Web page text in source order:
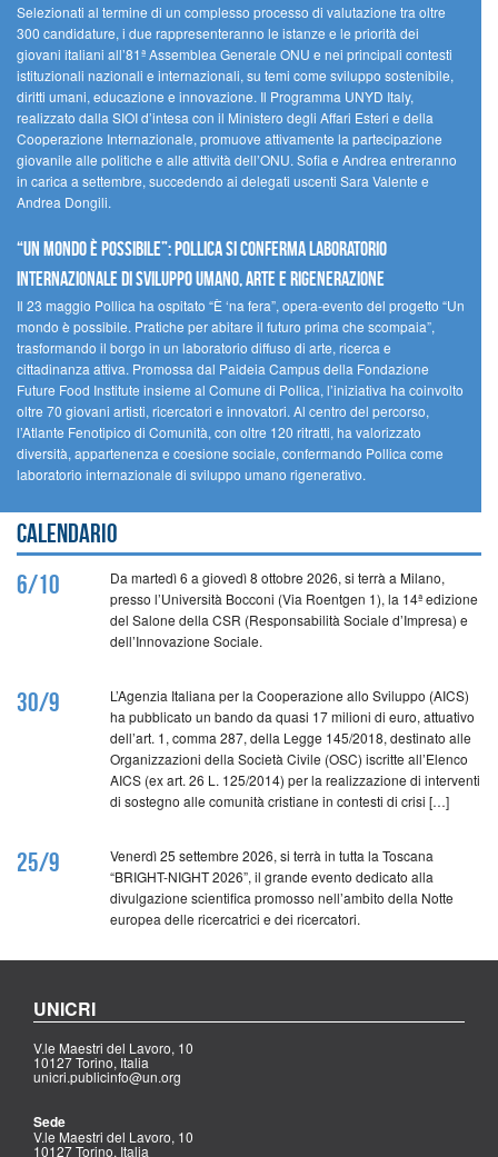
Selezionati al termine di un complesso processo di valutazione tra oltre
300 candidature, i due rappresenteranno le istanze e le priorità dei
giovani italiani all’81ª Assemblea Generale ONU e nei principali contesti
istituzionali nazionali e internazionali, su temi come sviluppo sostenibile,
diritti umani, educazione e innovazione. Il Programma UNYD Italy,
realizzato dalla SIOI d’intesa con il Ministero degli Affari Esteri e della
Cooperazione Internazionale, promuove attivamente la partecipazione
giovanile alle politiche e alle attività dell’ONU. Sofia e Andrea entreranno
in carica a settembre, succedendo ai delegati uscenti Sara Valente e
Andrea Dongili.
“UN MONDO È POSSIBILE”: POLLICA SI CONFERMA LABORATORIO
INTERNAZIONALE DI SVILUPPO UMANO, ARTE E RIGENERAZIONE
Il 23 maggio Pollica ha ospitato “È ‘na fera”, opera-evento del progetto “Un
mondo è possibile. Pratiche per abitare il futuro prima che scompaia”,
trasformando il borgo in un laboratorio diffuso di arte, ricerca e
cittadinanza attiva. Promossa dal Paideia Campus della Fondazione
Future Food Institute insieme al Comune di Pollica, l’iniziativa ha coinvolto
oltre 70 giovani artisti, ricercatori e innovatori. Al centro del percorso,
l’Atlante Fenotipico di Comunità, con oltre 120 ritratti, ha valorizzato
diversità, appartenenza e coesione sociale, confermando Pollica come
laboratorio internazionale di sviluppo umano rigenerativo.
Calendario
6/10
Da martedì 6 a giovedì 8 ottobre 2026, si terrà a Milano,
presso l’Università Bocconi (Via Roentgen 1), la 14ª edizione
del Salone della CSR (Responsabilità Sociale d’Impresa) e
dell’Innovazione Sociale.
30/9
L’Agenzia Italiana per la Cooperazione allo Sviluppo (AICS)
ha pubblicato un bando da quasi 17 milioni di euro, attuativo
dell’art. 1, comma 287, della Legge 145/2018, destinato alle
Organizzazioni della Società Civile (OSC) iscritte all’Elenco
AICS (ex art. 26 L. 125/2014) per la realizzazione di interventi
di sostegno alle comunità cristiane in contesti di crisi […]
25/9
Venerdì 25 settembre 2026, si terrà in tutta la Toscana
“BRIGHT-NIGHT 2026”, il grande evento dedicato alla
divulgazione scientifica promosso nell’ambito della Notte
europea delle ricercatrici e dei ricercatori.
UNICRI
V.le Maestri del Lavoro, 10
10127 Torino, Italia
unicri.publicinfo@un.org
Sede
V.le Maestri del Lavoro, 10
10127 Torino, Italia